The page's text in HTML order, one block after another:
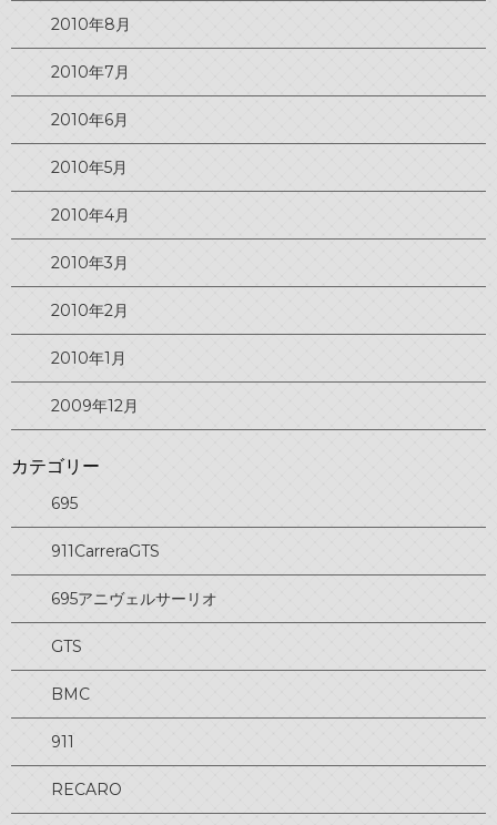
2010年8月
2010年7月
2010年6月
2010年5月
2010年4月
2010年3月
2010年2月
2010年1月
2009年12月
カテゴリー
695
911CarreraGTS
695アニヴェルサーリオ
GTS
BMC
911
RECARO